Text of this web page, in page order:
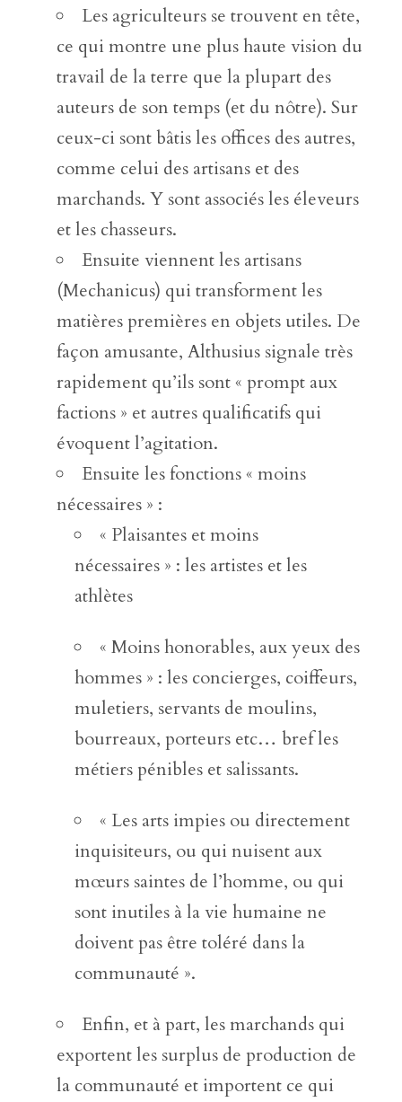
Les agriculteurs se trouvent en tête,
ce qui montre une plus haute vision du
travail de la terre que la plupart des
auteurs de son temps (et du nôtre). Sur
ceux-ci sont bâtis les offices des autres,
comme celui des artisans et des
marchands. Y sont associés les éleveurs
et les chasseurs.
Ensuite viennent les artisans
(Mechanicus) qui transforment les
matières premières en objets utiles. De
façon amusante, Althusius signale très
rapidement qu’ils sont « prompt aux
factions » et autres qualificatifs qui
évoquent l’agitation.
Ensuite les fonctions « moins
nécessaires » :
« Plaisantes et moins
nécessaires » : les artistes et les
athlètes
« Moins honorables, aux yeux des
hommes » : les concierges, coiffeurs,
muletiers, servants de moulins,
bourreaux, porteurs etc… bref les
métiers pénibles et salissants.
« Les arts impies ou directement
inquisiteurs, ou qui nuisent aux
mœurs saintes de l’homme, ou qui
sont inutiles à la vie humaine ne
doivent pas être toléré dans la
communauté ».
Enfin, et à part, les marchands qui
exportent les surplus de production de
la communauté et importent ce qui